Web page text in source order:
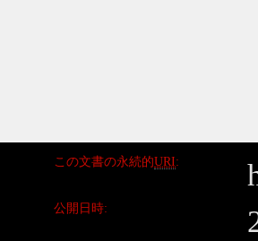
この文書の永続的URI
公開日時